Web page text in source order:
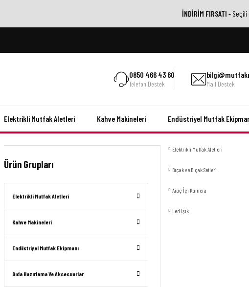
İNDİRİM FIRSATI - Seçili
0850 466 43 60
Telefon Destek Mail Destek
Elektrikli Mutfak Aletleri Kahve Makineleri Endüstriyel Mutfak
Ürün Grupları
Elektrikli Mutfak Aletleri
Kahve Makineleri
Endüstriyel Mutfak Ekipmanı
Gıda Hazırlama Ve Aksesuarlar
Elektrikli Mutfak Aletleri
Bıçak ve Bıçak Setleri
Araç İçi Kamera
Led Işık